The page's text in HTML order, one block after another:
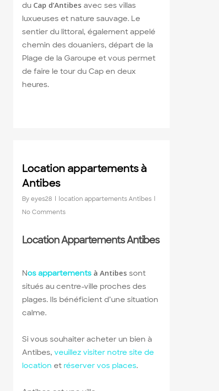
duCap d’Antibes avec ses villas
luxueuses et nature sauvage. Le
sentier du littoral, également appelé
chemin des douaniers, départ de la
Plage de la Garoupe et vous permet
de faire le tour du Cap en deux
heures.
Location appartements à
Antibes
Byeyes28
location appartements Antibes
No Comments
Location Appartements Antibes
Nos appartements à Antibes sont
situés au centre-ville proches des
plages. Ils bénéficient d’une situation
calme.
Si vous souhaiter acheter un bien à
Antibes, veuillez visiter notre site de
location et réserver vos places.